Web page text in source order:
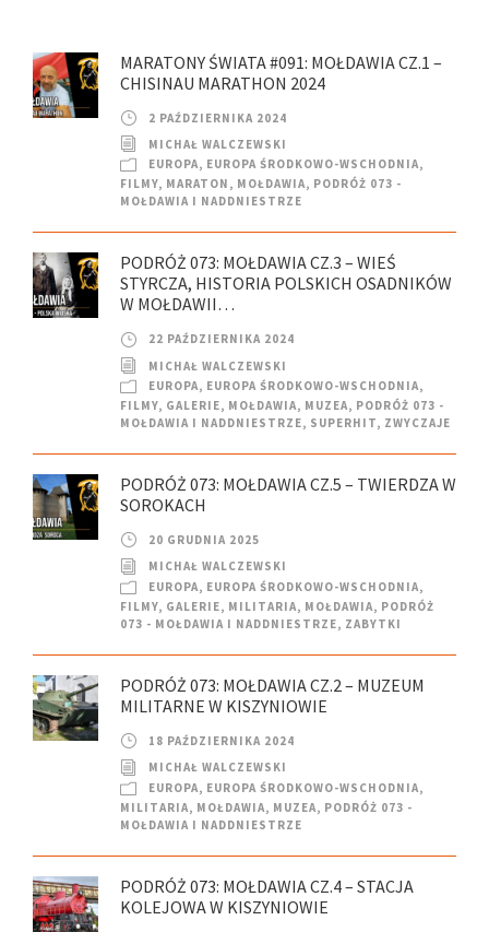
MARATONY ŚWIATA #091: MOŁDAWIA CZ.1 –
CHISINAU MARATHON 2024
2 PAŹDZIERNIKA 2024
MICHAŁ WALCZEWSKI
EUROPA, EUROPA ŚRODKOWO-WSCHODNIA,
FILMY, MARATON , MOŁDAWIA, PODRÓŻ 073 -
MOŁDAWIA I NADDNIESTRZE
PODRÓŻ 073: MOŁDAWIA CZ.3 – WIEŚ
STYRCZA, HISTORIA POLSKICH OSADNIKÓW
W MOŁDAWII…
22 PAŹDZIERNIKA 2024
MICHAŁ WALCZEWSKI
EUROPA, EUROPA ŚRODKOWO-WSCHODNIA,
FILMY, GALERIE, MOŁDAWIA, MUZEA, PODRÓŻ 073 -
MOŁDAWIA I NADDNIESTRZE, SUPERHIT, ZWYCZAJE
PODRÓŻ 073: MOŁDAWIA CZ.5 – TWIERDZA W
SOROKACH
20 GRUDNIA 2025
MICHAŁ WALCZEWSKI
EUROPA, EUROPA ŚRODKOWO-WSCHODNIA,
FILMY, GALERIE, MILITARIA, MOŁDAWIA, PODRÓŻ
073 - MOŁDAWIA I NADDNIESTRZE, ZABYTKI
PODRÓŻ 073: MOŁDAWIA CZ.2 – MUZEUM
MILITARNE W KISZYNIOWIE
18 PAŹDZIERNIKA 2024
MICHAŁ WALCZEWSKI
EUROPA, EUROPA ŚRODKOWO-WSCHODNIA,
MILITARIA, MOŁDAWIA, MUZEA, PODRÓŻ 073 -
MOŁDAWIA I NADDNIESTRZE
PODRÓŻ 073: MOŁDAWIA CZ.4 – STACJA
KOLEJOWA W KISZYNIOWIE